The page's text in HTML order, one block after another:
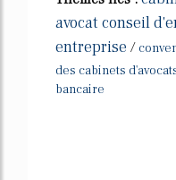
avocat conseil
entreprise /
des cabinets
bancaire